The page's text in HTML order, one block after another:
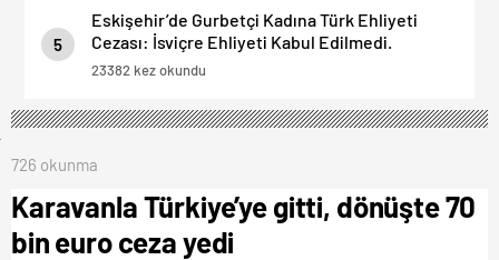
5
Eskişehir’de Gurbetçi Kadına Türk Ehliyeti
Cezası: İsviçre Ehliyeti Kabul Edilmedi.
23382 kez okundu
726 okunma
Karavanla Türkiye’ye gitti, dönüşte 70
bin euro ceza yedi